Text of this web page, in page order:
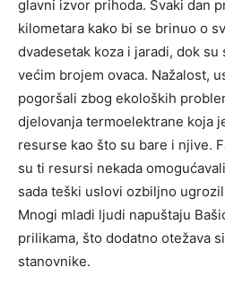
glavni izvor prihoda. Svaki dan
kilometara kako bi se brinuo o
dvadesetak koza i jaradi, dok
većim brojem ovaca. Nažalost,
pogoršali zbog ekoloških
djelovanja termoelektrane koja
resurse kao što su bare i njive.
su ti resursi nekada
sada teški uslovi ozbiljno
Mnogi mladi ljudi napuštaju
prilikama, što dodatno otežava
stanovnike.